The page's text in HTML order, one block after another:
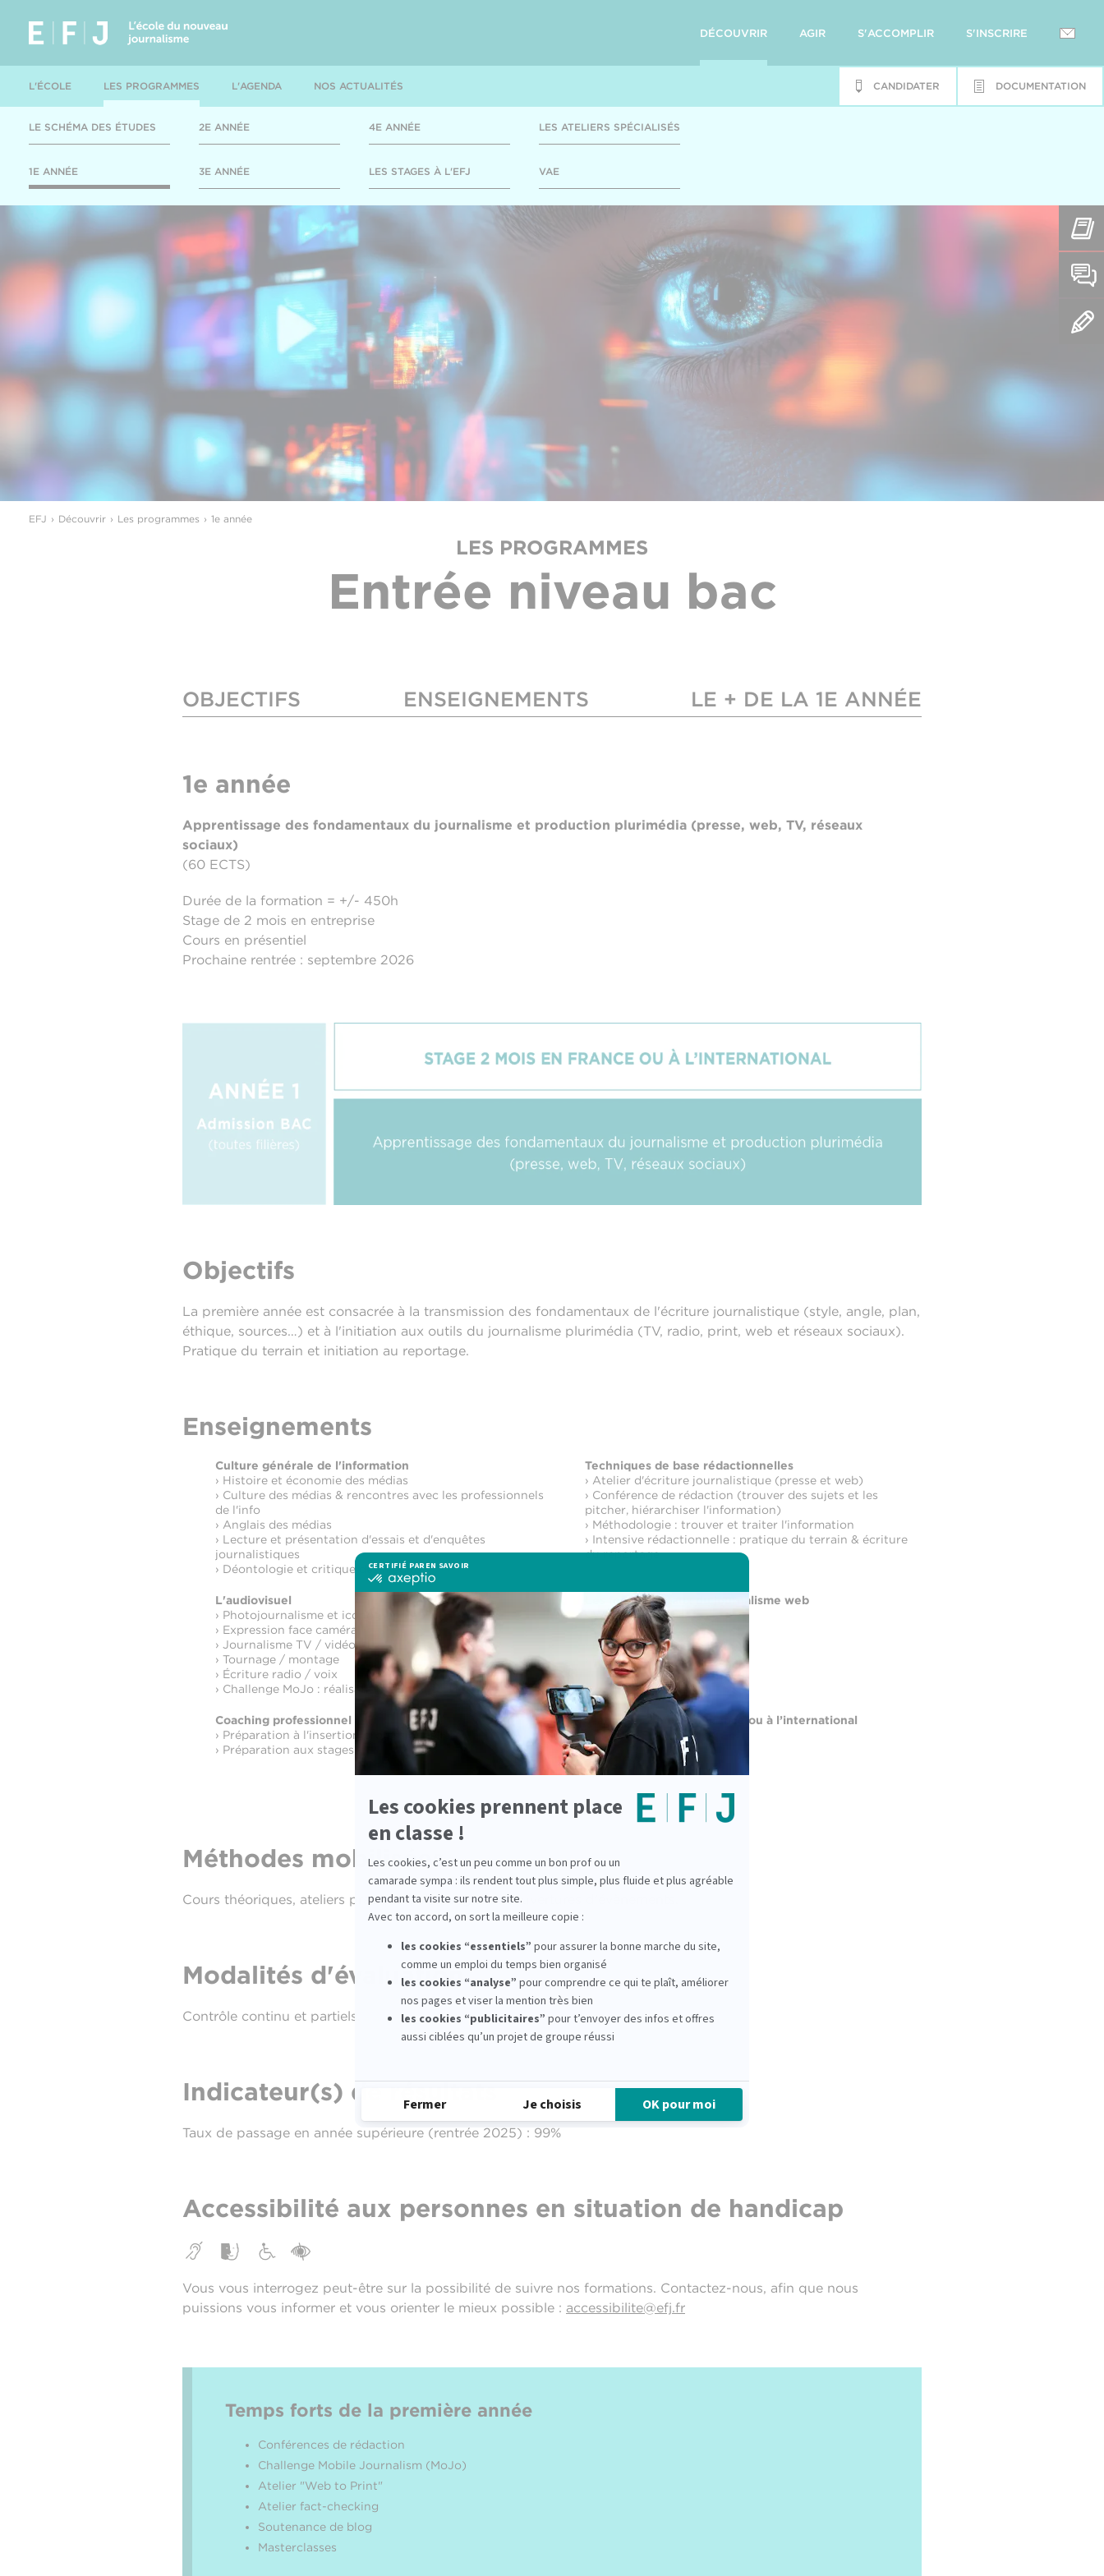
DÉCOUVRIR AGIR S'ACCOMPLIR S'INSCRIRE
L'ÉCOLE LES PROGRAMMES L'AGENDA NOS ACTUALITÉS DOCUMENTATION
CANDIDATER
LE SCHÉMA DES ÉTUDES
1E ANNÉE
2E ANNÉE
3E ANNÉE
4E ANNÉE
LES STAGES À L'EFJ
LES ATELIERS SPÉCIALISÉS
VAE
EFJ Découvrir Les programmes 1e année
LES PROGRAMMES
Entrée niveau bac
OBJECTIFS ENSEIGNEMENTS LE + DE LA 1E ANNÉE
1e année
Apprentissage des fondamentaux du journalisme et production plurimédia (presse, web, TV, réseaux
sociaux)
(60 ECTS)
Durée de la formation = +/- 450h
Stage de 2 mois en entreprise
Cours en présentiel
Prochaine rentrée : septembre 2026
Objectifs
La première année est consacrée à la transmission des fondamentaux de l'écriture journalistique (style, angle, plan,
éthique, sources…) et à l'initiation aux outils du journalisme plurimédia (TV, radio, print, web et réseaux sociaux).
Pratique du terrain et initiation au reportage.
Enseignements
Culture générale de l'information
› Histoire et économie des médias
› Culture des médias & rencontres avec les professionnels
de l'info
› Anglais des médias
› Lecture et présentation d'essais et d'enquêtes
journalistiques
› Déontologie et critique des médias
Techniques de base rédactionnelles
› Atelier d'écriture journalistique (presse et web)
› Conférence de rédaction (trouver des sujets et les
pitcher, hiérarchiser l'information)
› Méthodologie : trouver et traiter l'information
› Intensive rédactionnelle : pratique du terrain & écriture
du reportage
L'audiovisuel
› Photojournalisme et iconographie
› Expression face caméra
› Journalisme TV / vidéo
› Tournage / montage
› Écriture radio / voix
› Challenge MoJo : réalisation d’un sujet JT
Les fondamentaux du journalisme web
› Webjournalisme
› Code & blog
› Réseaux sociaux
› Fact-checking
Coaching professionnel
› Préparation à l'insertion professionnelle
› Préparation aux stages
Stages de 2 mois en France ou à l’international
Méthodes mobilisées
Cours théoriques, ateliers pratiques, challenges et couvertures d'évènements.
Modalités d'évaluation
Contrôle continu et partiels.
Indicateur(s) de résultats
Taux de passage en année supérieure (rentrée 2025) : 99%
Accessibilité aux personnes en situation de handicap
Vous vous interrogez peut-être sur la possibilité de suivre nos formations. Contactez-nous, afin que nous
puissions vous informer et vous orienter le mieux possible : accessibilite@efj.fr
Temps forts de la première année
Conférences de rédaction
Challenge Mobile Journalism (MoJo)
Atelier "Web to Print"
Atelier fact-checking
Soutenance de blog
Masterclasses